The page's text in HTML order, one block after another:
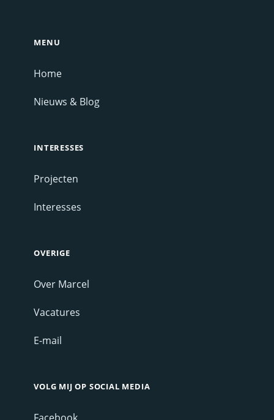
MENU
Home
Nieuws & Blog
INTERESSES
Projecten
Interesses
OVERIGE
Over Marcel
Vacatures
E-mail
VOLG MIJ OP SOCIAL MEDIA